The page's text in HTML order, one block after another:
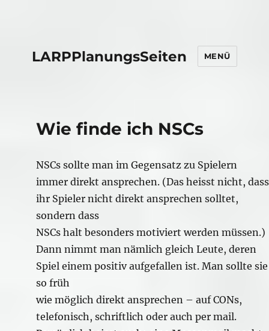
LARPPlanungsSeiten MENÜ
Wie finde ich NSCs
NSCs sollte man im Gegensatz zu Spielern
immer direkt ansprechen. (Das heisst nicht, dass
ihr Spieler nicht direkt ansprechen solltet,
sondern dass
NSCs halt besonders motiviert werden müssen.)
Dann nimmt man nämlich gleich Leute, deren
Spiel einem positiv aufgefallen ist. Man sollte sie
so früh
wie möglich direkt ansprechen – auf CONs,
telefonisch, schriftlich oder auch per mail.